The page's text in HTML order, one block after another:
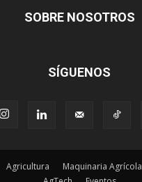
SOBRE NOSOTROS
SÍGUENOS
Agricultura Maquinaria Agrícola